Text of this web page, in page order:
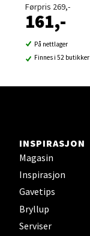
Førpris 269,-
161,-
På nettlager
Finnes i 52 butikker
INSPIRASJON
Magasin
Inspirasjon
Gavetips
Bryllup
Serviser
Ski
0 i butikk
Sortland
Strangata
Åpent i dag
0 i butikk